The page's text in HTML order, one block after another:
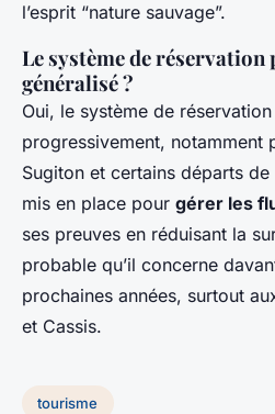
l’esprit “nature sauvage”.
Le système de
généralisé ?
Oui, le système de réservation
progressivement, notamment
Sugiton et certains départs
mis en place pour gérer les
ses preuves en réduisant la
probable qu’il concerne
prochaines années, surtout
et Cassis.
tourisme